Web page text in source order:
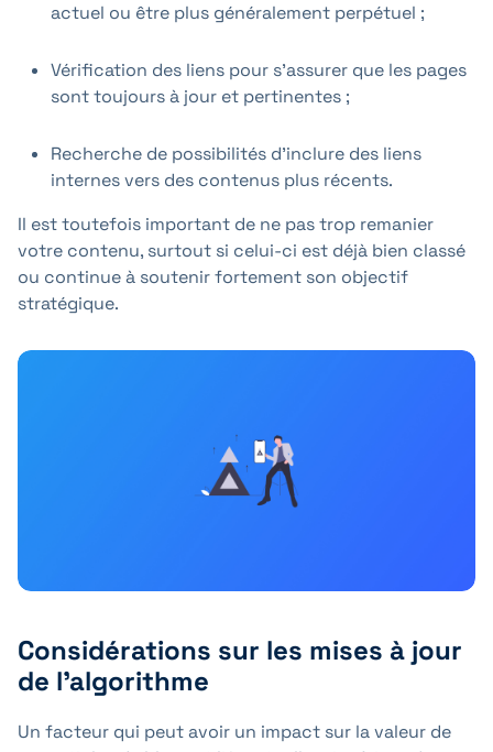
actuel ou être plus généralement perpétuel ;
Vérification des liens pour s'assurer que les pages
sont toujours à jour et pertinentes ;
Recherche de possibilités d'inclure des liens
internes vers des contenus plus récents.
Il est toutefois important de ne pas trop remanier
votre contenu, surtout si celui-ci est déjà bien classé
ou continue à soutenir fortement son objectif
stratégique.
Considérations sur les mises à jour
de l'algorithme
Un facteur qui peut avoir un impact sur la valeur de